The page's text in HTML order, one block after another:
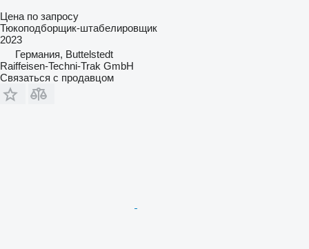
Цена по запросу
Тюкоподборщик-штабелировщик
2023
Германия, Buttelstedt
Raiffeisen-Techni-Trak GmbH
Связаться с продавцом